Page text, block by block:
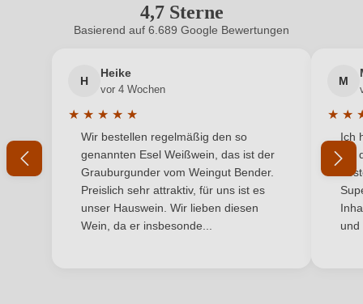
Geschmack
Weingut Ruppert-Deginther, Kämmerergasse 8,
Inhalt 0,75 L
2025
4,7 Sterne
Durchschnittliche Bewertung von 4.7
Basierend auf 6.689 Google Bewertungen
H
Heike
vor 4 Wochen
★ ★ ★ ★ ★
Durchschnittliche Bewertung von 5 von 5 Sternen
Wir bestellen regelmäßig den so
genannten Esel Weißwein, das ist der
Grauburgunder vom Weingut Bender.
Preislich sehr attraktiv, für uns ist es
unser Hauswein. Wir lieben diesen
Wein, da er insbesonde...
M
★ ★
Ich
mit
und